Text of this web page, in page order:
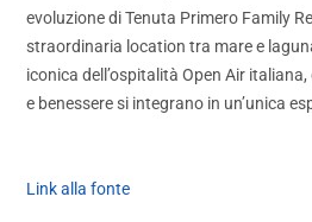
evoluzione di Tenuta Primero Family
straordinaria location tra mare e
iconica dell’ospitalità Open Air
e benessere si integrano in un’unica
Link alla fonte